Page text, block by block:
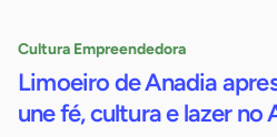
Cultura Empreendedora
Limoeiro de Anadia
une fé, cultura e lazer no